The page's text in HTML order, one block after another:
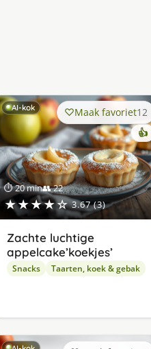
AI-kok
⏱ 20 min👥 22
★★★★☆ 3.67 (3)
Maak favoriet12
👍
Zachte luchtige
appelcake’koekjes’
Snacks Taarten, koek & gebak